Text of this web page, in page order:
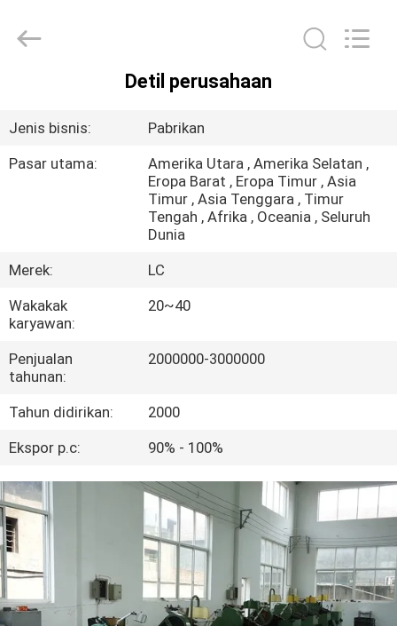
PRODUK
TUR
PABRIK
KONTROL
KUALITAS
KAMI
PERMINTAAN
PENAWARAN
Business
License.
Detil perusahaan
Jenis bisnis:
Pabrikan
Pasar utama:
Amerika Utara , Amerika Selatan ,
Eropa Barat , Eropa Timur , Asia
Timur , Asia Tenggara , Timur
Tengah , Afrika , Oceania , Seluruh
Dunia
Merek:
LC
Wakakak
karyawan:
20~40
Penjualan
tahunan:
2000000-3000000
Tahun didirikan:
2000
Ekspor p.c:
90% - 100%